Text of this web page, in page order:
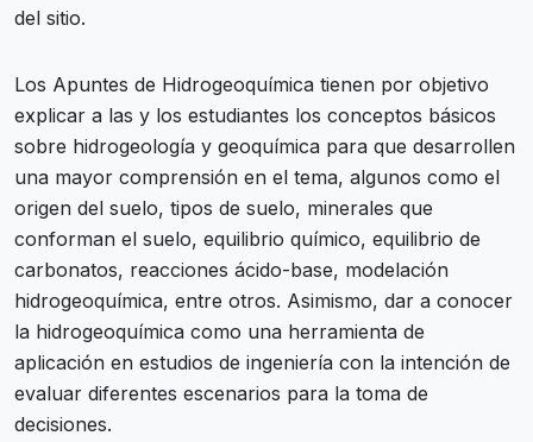
del sitio.
Los Apuntes de Hidrogeoquímica tienen por objetivo
explicar a las y los estudiantes los conceptos básicos
sobre hidrogeología y geoquímica para que desarrollen
una mayor comprensión en el tema, algunos como el
origen del suelo, tipos de suelo, minerales que
conforman el suelo, equilibrio químico, equilibrio de
carbonatos, reacciones ácido-base, modelación
hidrogeoquímica, entre otros. Asimismo, dar a conocer
la hidrogeoquímica como una herramienta de
aplicación en estudios de ingeniería con la intención de
evaluar diferentes escenarios para la toma de
decisiones.